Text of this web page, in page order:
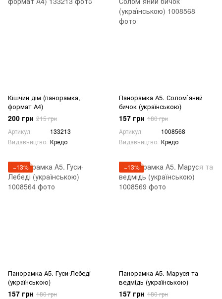
Кішчин дім (панорамка,
формат А4)
200 грн 215 грн
Артикул
133213
Видавництво Кредо
Панорамка А5. Солом`яний
бичок (українською)
157 грн 180 грн
Артикул
1008568
Видавництво Кредо
−13%
Панорамка А5. Гуси-Лебеді
(українською)
157 грн 180 грн
−13%
Панорамка А5. Маруся та
ведмідь (українською)
157 грн 180 грн